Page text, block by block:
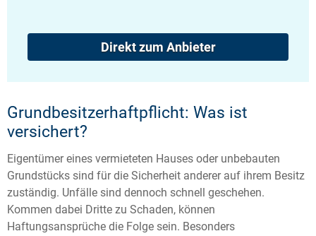
Direkt zum Anbieter
Grundbesitzerhaftpflicht: Was ist
versichert?
Eigentümer eines vermieteten Hauses oder unbebauten
Grundstücks sind für die Sicherheit anderer auf ihrem Besitz
zuständig. Unfälle sind dennoch schnell geschehen.
Kommen dabei Dritte zu Schaden, können
Haftungsansprüche die Folge sein. Besonders